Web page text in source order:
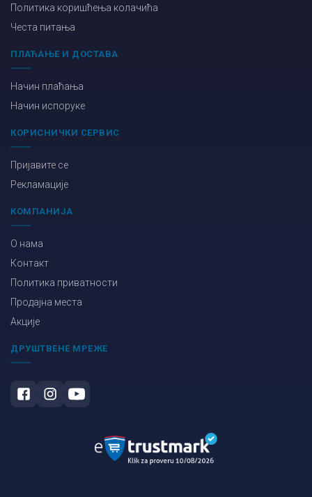
Политика коришћења колачића
Честа питања
ПЛАЋАЊЕ И ДОСТАВА
Начин плаћања
Начин испоруке
КОРИСНИЧКИ СЕРВИС
Пријавите се
Рекламације
КОМПАНИЈА
О нама
Контакт
Политика приватности
Продајна места
Акције
ДРУШТВЕНЕ МРЕЖЕ